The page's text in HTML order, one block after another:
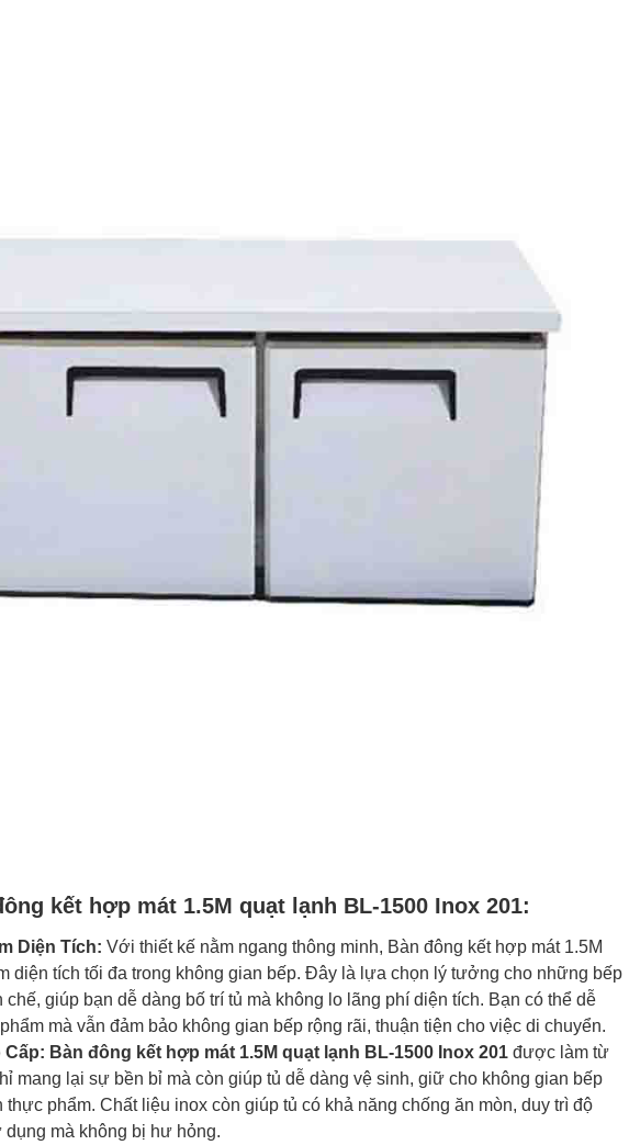
kết hợp mát 1.5M quạt lạnh BL-1500 Inox 201:
Diện Tích: Với thiết kế nằm ngang thông minh, Bàn đông kết hợp mát 1.5M
diện tích tối đa trong không gian bếp. Đây là lựa chọn lý tưởng cho những bếp
giúp bạn dễ dàng bố trí tủ mà không lo lãng phí diện tích. Bạn có thể dễ
mà vẫn đảm bảo không gian bếp rộng rãi, thuận tiện cho việc di chuyển.
Cấp: Bàn đông kết hợp mát 1.5M quạt lạnh BL-1500 Inox 201 được làm từ
mang lại sự bền bỉ mà còn giúp tủ dễ dàng vệ sinh, giữ cho không gian bếp
thực phẩm. Chất liệu inox còn giúp tủ có khả năng chống ăn mòn, duy trì độ
mà không bị hư hỏng.